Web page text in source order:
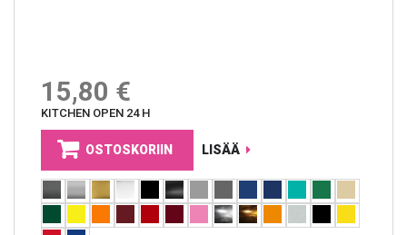
15,80 €
KITCHEN OPEN 24 H
OSTOSKORIIN LISÄÄ